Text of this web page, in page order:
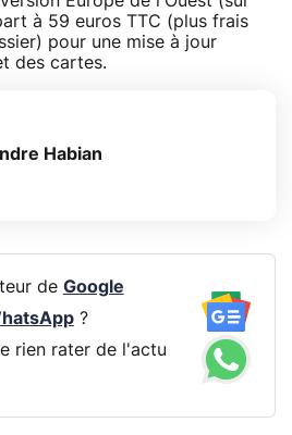
à 59 euros TTC (plus frais
pour une mise à jour
des cartes.
Habian
de Google
?
rien rater de l'actu